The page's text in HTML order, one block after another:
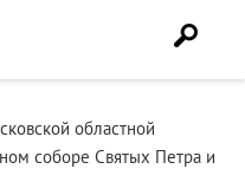
областной
соборе Святых Петра и